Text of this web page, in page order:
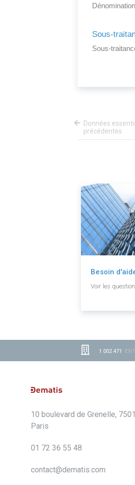
Sous-
Sous-
Données
précédentes
Besoin
Voir les
1 002 471
10 boulevard de Grenelle,
Paris
01 72 36 55 48
contact@dematis.com